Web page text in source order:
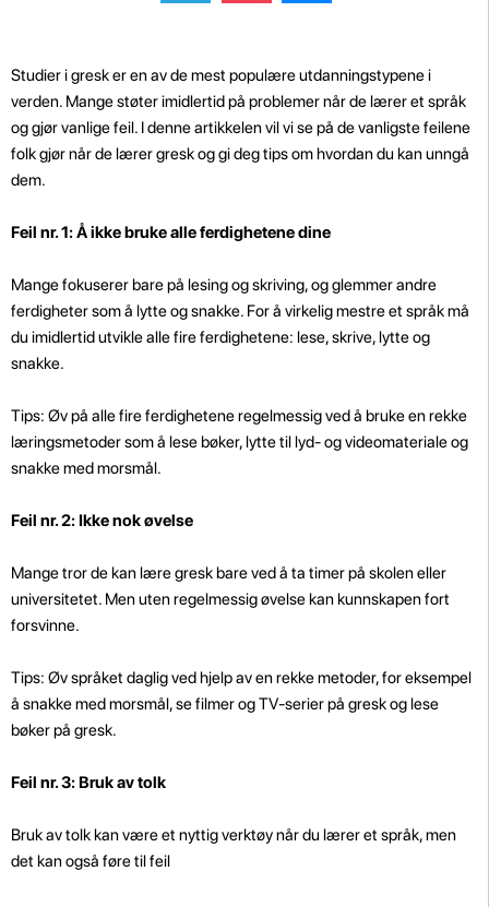
Studier i gresk er en av de mest populære utdanningstypene i
verden. Mange støter imidlertid på problemer når de lærer et språk
og gjør vanlige feil. I denne artikkelen vil vi se på de vanligste feilene
folk gjør når de lærer gresk og gi deg tips om hvordan du kan unngå
dem.
Feil nr. 1: Å ikke bruke alle ferdighetene dine
Mange fokuserer bare på lesing og skriving, og glemmer andre
ferdigheter som å lytte og snakke. For å virkelig mestre et språk må
du imidlertid utvikle alle fire ferdighetene: lese, skrive, lytte og
snakke.
Tips: Øv på alle fire ferdighetene regelmessig ved å bruke en rekke
læringsmetoder som å lese bøker, lytte til lyd- og videomateriale og
snakke med morsmål.
Feil nr. 2: Ikke nok øvelse
Mange tror de kan lære gresk bare ved å ta timer på skolen eller
universitetet. Men uten regelmessig øvelse kan kunnskapen fort
forsvinne.
Tips: Øv språket daglig ved hjelp av en rekke metoder, for eksempel
å snakke med morsmål, se filmer og TV-serier på gresk og lese
bøker på gresk.
Feil nr. 3: Bruk av tolk
Bruk av tolk kan være et nyttig verktøy når du lærer et språk, men
det kan også føre til feil